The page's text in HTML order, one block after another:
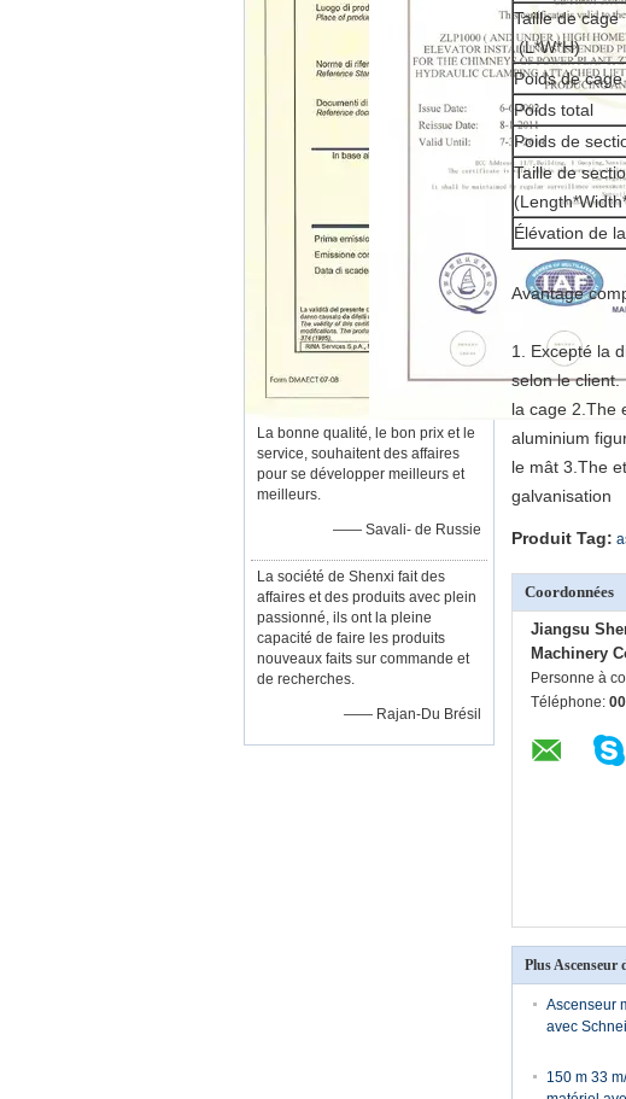
La bonne qualité, le bon prix et le
service, souhaitent des affaires
pour se développer meilleurs et
meilleurs.
—— Savali- de Russie
La société de Shenxi fait des
affaires et des produits avec plein
passionné, ils ont la pleine
capacité de faire les produits
nouveaux faits sur commande et
de recherches.
—— Rajan-Du Brésil
Taille de cage
(L*W*H)
Poids de cage
Poids total
Poids de
Taille de
Élévation de
Avantage
1. Excepté la
selon le client.
la cage 2.The
aluminium
le mât 3.The
galvanisation
Produit Tag:
Coordonnées
Jiangsu
Machinery
Personne à
Téléphone:
Plus Ascenseur
Ascenseur
avec
150 m 33